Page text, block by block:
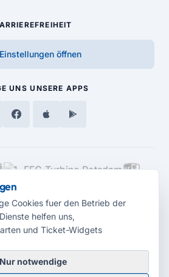
Einstellungen öffnen
UNS UNSERE APPS
entwickelt durch dieMedienagentur
Cookies fuer den Betrieb der
helfen uns,
und Ticket-Widgets
Nur notwendige